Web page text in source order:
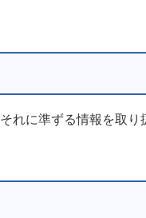
れに準ずる情報を取